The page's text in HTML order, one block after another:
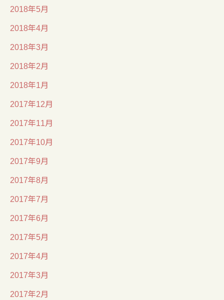
2018年5月
2018年4月
2018年3月
2018年2月
2018年1月
2017年12月
2017年11月
2017年10月
2017年9月
2017年8月
2017年7月
2017年6月
2017年5月
2017年4月
2017年3月
2017年2月